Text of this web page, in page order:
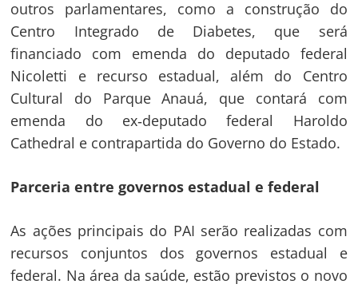
outros parlamentares, como a construção do
Centro Integrado de Diabetes, que será
financiado com emenda do deputado federal
Nicoletti e recurso estadual, além do Centro
Cultural do Parque Anauá, que contará com
emenda do ex‑deputado federal Haroldo
Cathedral e contrapartida do Governo do Estado.
Parceria entre governos estadual e federal
As ações principais do PAI serão realizadas com
recursos conjuntos dos governos estadual e
federal. Na área da saúde, estão previstos o novo